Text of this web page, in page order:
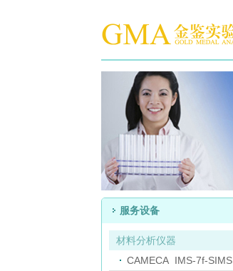
服务设备
材料分析仪器
CAMECA IMS-7f-SIMS